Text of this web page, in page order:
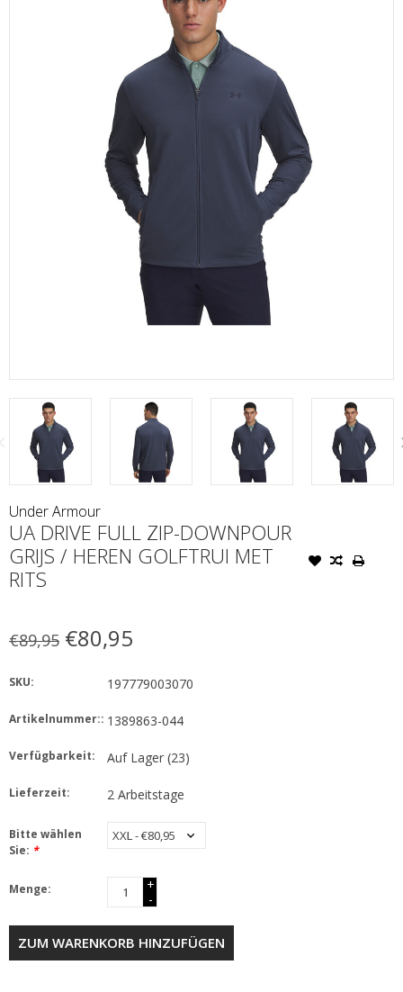
Under Armour
UA DRIVE FULL ZIP-DOWNPOUR
GRIJS / HEREN GOLFTRUI MET
RITS
€89,95 €80,95
SKU: 197779003070
Artikelnummer:: 1389863-044
Verfügbarkeit: Auf Lager(23)
Lieferzeit: 2 Arbeitstage
Bitte wählen
Sie: *
Menge:
+
-
ZUM WARENKORB HINZUFÜGEN